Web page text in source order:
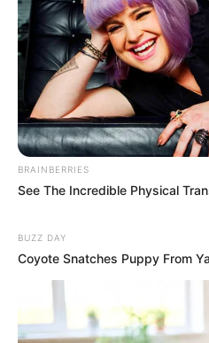
ΤΑΥΤΟΤΗΤΑ ΚΑΙ
© 2025 EVIANEWS
BRAINBERRIES
See The Incredible Physical
BUZZ DAY
Coyote Snatches Puppy From